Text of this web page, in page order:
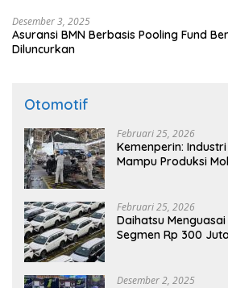
Desember 3, 2025
Asuransi BMN Berbasis Pooling Fund
Diluncurkan
Otomotif
Februari 25, 2026
Kemenperin:
Mampu Produksi
Februari 25, 2026
Daihatsu
Segmen Rp 300
Desember 2, 2025